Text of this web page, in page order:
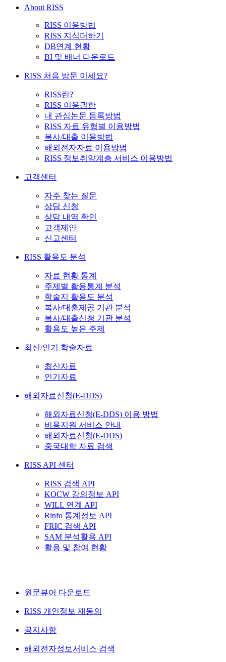
About RISS
RISS 이용방법
RISS 지식더하기
DB연계 현황
BI 및 배너 다운로드
RISS 처음 방문 이세요?
RISS란?
RISS 이용권한
내 관심논문 등록방법
RISS 자료 유형별 이용방법
복사/대출 이용방법
해외전자자료 이용방법
RISS 정보취약계층 서비스 이용방법
고객센터
자주 찾는 질문
상담 신청
상담 내역 확인
고객제안
신고센터
RISS 활용도 분석
자료 현황 통계
주제별 활용통계 분석
학술지 활용도 분석
복사/대출제공 기관 분석
복사/대출신청 기관 분석
활용도 높은 주제
최신/인기 학술자료
최신자료
인기자료
해외자료신청(E-DDS)
해외자료신청(E-DDS) 이용 방법
비용지원 서비스 안내
해외자료신청(E-DDS)
중국대학 자료 검색
RISS API 센터
RISS 검색 API
KOCW 강의정보 API
WILL 연계 API
Rinfo 통계정보 API
FRIC 검색 API
SAM 분석활용 API
활용 및 참여 현황
원문뷰어 다운로드
RISS 개인정보 재동의
공지사항
해외전자정보서비스 검색